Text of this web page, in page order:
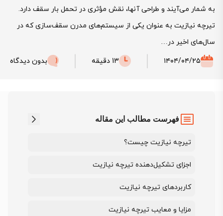
به شمار می‌آیند و طراحی آنها، نقش مؤثری در تحمل بار سقف دارد.
تیرچه نیازیت به عنوان یکی از سیستم‌های مدرن سقف‌سازی که در
سال‌های اخیر در…
۱۴۰۴/۰۴/۲۵
13 دقیقه بدون دیدگاه
فهرست مطالب این مقاله
تیرچه نیازیت چیست؟
اجزای تشکیل‌دهنده تیرچه نیازیت
کاربردهای تیرچه نیازیت
مزایا و معایب تیرچه نیازیت